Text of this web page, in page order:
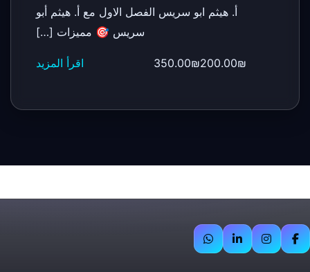
أ. هيثم ابو سريس الفصل الاول مع أ. هيثم أبو
سريس 🎯 مميزات […]
350.00₪200.00₪ اقرأ المزيد